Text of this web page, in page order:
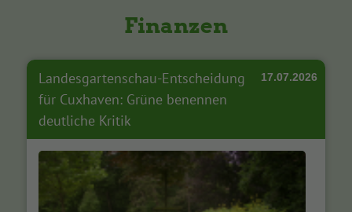
Finanzen
17.07.2026
Landesgartenschau-Entscheidung
für Cuxhaven: Grüne benennen
deutliche Kritik